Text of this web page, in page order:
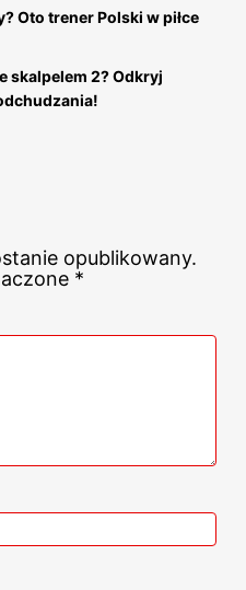
Oto trener Polski w piłce
skalpelem 2? Odkryj
opublikowany.
*